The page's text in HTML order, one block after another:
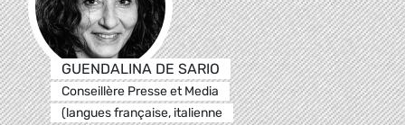
GUENDALINA DE SARIO
Conseillère Presse et Media
(langues française, italienne